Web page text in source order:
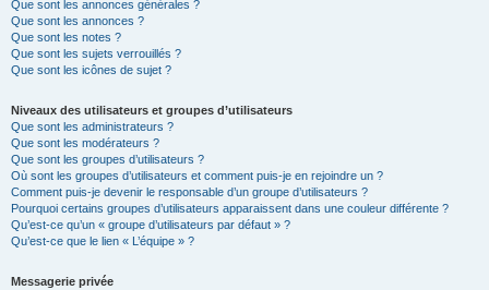
Que sont les annonces générales ?
Que sont les annonces ?
Que sont les notes ?
Que sont les sujets verrouillés ?
Que sont les icônes de sujet ?
Niveaux des utilisateurs et groupes d’utilisateurs
Que sont les administrateurs ?
Que sont les modérateurs ?
Que sont les groupes d’utilisateurs ?
Où sont les groupes d’utilisateurs et comment puis-je en rejoindre un ?
Comment puis-je devenir le responsable d’un groupe d’utilisateurs ?
Pourquoi certains groupes d’utilisateurs apparaissent dans une couleur différente ?
Qu’est-ce qu’un « groupe d’utilisateurs par défaut » ?
Qu’est-ce que le lien « L’équipe » ?
Messagerie privée